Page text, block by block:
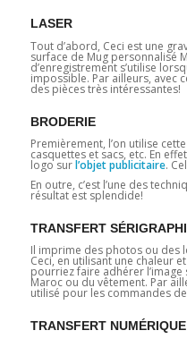
LASER
Tout d’abord, Ceci est une
surface de Mug personnalisé
d’enregistrement s’utilise
impossible. Par ailleurs, avec
des pièces très intéressantes!
BRODERIE
Premièrement, l’on utilise
casquettes et sacs, etc. En
logo surl’objet publicitaire.
En outre, c’est l’une des
résultat est splendide!
TRANSFERT
Il imprime des photos ou des
Ceci, en utilisant une chaleur
pourriez faire adhérer
Maroc ou du vêtement. Par
utilisé pour les commandes
TRANSFERT NUMÉRIQUE